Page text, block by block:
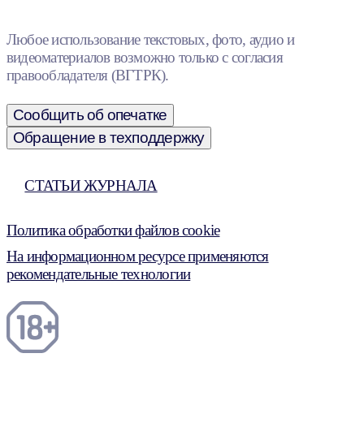
Любое использование текстовых, фото, аудио и
видеоматериалов возможно только с согласия
правообладателя (ВГТРК).
Сообщить об опечатке
Обращение в техподдержку
СТАТЬИ ЖУРНАЛА
Политика обработки файлов cookie
На информационном ресурсе применяются
рекомендательные технологии